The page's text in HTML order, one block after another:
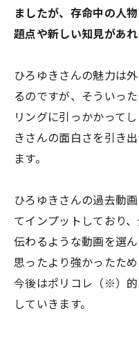
ましたが、存命中の人
題点や新しい知見があれ
ひろゆきさんの魅力は
るのですが、そういっ
リングに引っかかって
きさんの面白さを引き
ます。
ひろゆきさんの過去動
てインプットしており
伝わるような動画を選
思ったより強かったた
今後はポリコレ（※）
していきます。